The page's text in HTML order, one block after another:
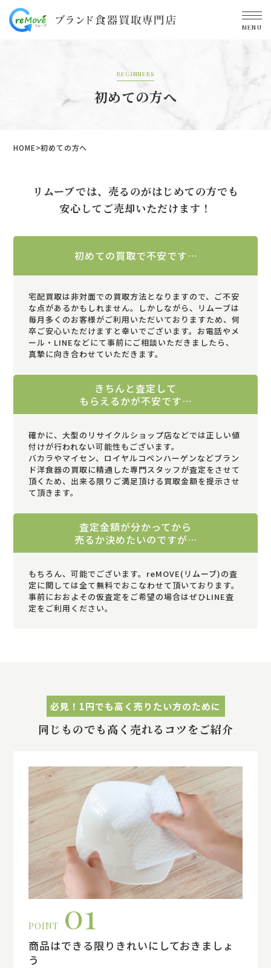
MENU
BEGINNERS
初めての方へ
HOME 初めての方へ
リムーブでは、売るのがはじめての方でも
安心してご売却いただけます！
初めての買取で不安です…
宅配買取は非対面での買取方法となりますので、ご不安
な点があるかもしれません。しかしながら、リムーブは
毎月多くのお客様がご利用いただいておりますため、何
卒ご安心いただけますと幸いでございます。お電話やメ
ール・LINEなどにて事前にご相談いただきましたら、
真摯に向き合わせていただきます。
きちんと査定して
もらえるかが不安です…
確かに、大型のリサイクルショップ店などでは正しい値
付けが行われない可能性もございます。
バカラやマイセン、ロイヤルコペンハーゲンなどブラン
ド洋食器の買取に精通した専門スタッフが査定をさせて
頂くため、出来る限りご満足頂ける買取金額を提示させ
て頂きます。
査定金額が分かってから
売るか決めたいのですが…
もちろん、可能でございます。reMOVE(リムーブ)の査
定に関しては全て無料でおこなわせて頂いております。
事前におおよその仮査定をご希望の場合はぜひLINE査
定をご利用ください。
必見！1円でも高く売りたい方のために
同じものでも高く売れるコツをご紹介
POINT 01
商品はできる限りきれいにしておきましょ
う